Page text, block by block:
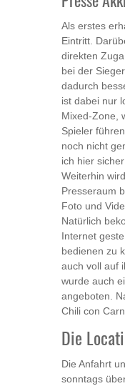
Als erstes
Eintritt.
direkten
bei der
dadurch
ist dabei nur
Mixed-Zone,
Spieler
noch nicht
ich hier
Weiterhin
Presseraum
Foto und
Natürlich
Internet
bedienen zu
auch voll auf
wurde auch
angeboten.
Chili con
Die
Die Anfahrt
sonntags